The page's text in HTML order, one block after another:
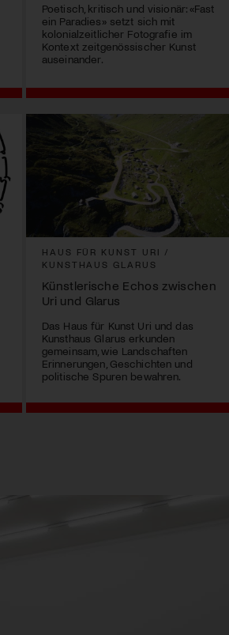
Poetisch, kritisch und visionär: «Fast
ein Paradies» setzt sich mit
kolonialzeitlicher Fotografie im
Kontext zeitgenössischer Kunst
auseinander.
HAUS FÜR KUNST URI /
KUNSTHAUS GLARUS
Künstlerische Echos zwischen
Uri und Glarus
Das Haus für Kunst Uri und das
Kunsthaus Glarus erkunden
gemeinsam, wie Landschaften
Erinnerungen, Geschichten und
politische Spuren bewahren.